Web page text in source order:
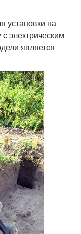
установки на
электрическим
является